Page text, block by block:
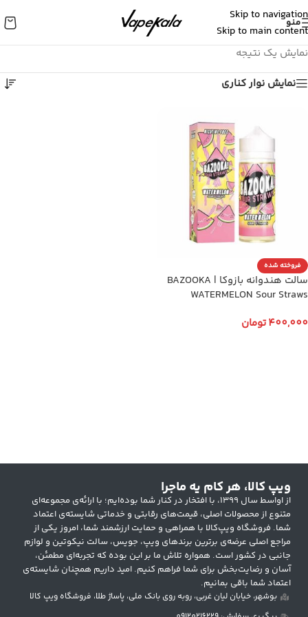
Skip to navigation
Skip to main content
منو
نمایش یک نتیجه
نمایش نوار کناری
فروخته شده
سالت هندوانه بازوکا | BAZOOKA
WATERMELON Sour Straws
400,000تومان
ویپ کالا، هر کام یه ماجرا
از اواسط سال ۱۳۹۹، با افتخار در کنار شما بوده‌ایم؛ با ارائه‌ی مجموعه‌ای
متنوع از محصولات اصلی، قیمت‌های رقابتی و خدماتی شایسته‌ی اعتماد
شما. فروشگاه ویپ‌کالا با همراهی و حمایت ارزشمند شما، امروز یکی از
مراجع اصلی عرضه‌ی برترین برندهای ویپ، جویس، سالت نیکوتین و لوازم
جانبی در کشور است. همواره تلاش ما بر این بوده که تجربه‌ای مطمئن،
آسان و رضایت‌بخش برای شما فراهم کنیم. امید داریم همچنان شایسته‌ی
اعتماد شما باقی بمانیم.
بوشهر، خیابان لیان غربی، روبه روی بانک ملی، پاساژ طلا، فروشگاه ویپ کالا